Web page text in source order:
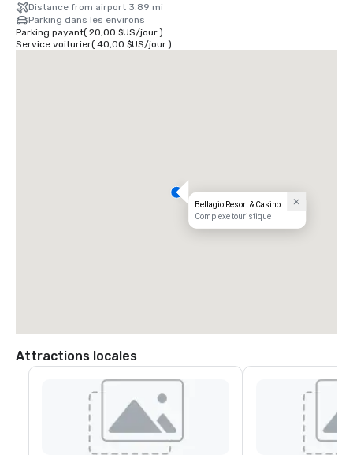
Distance from airport 3.89 mi
Parking dans les environs
Parking payant( 20,00 $US/jour)
Service voiturier( 40,00 $US/jour)
Bellagio Resort & Casino
Complexe touristique
Attractions locales